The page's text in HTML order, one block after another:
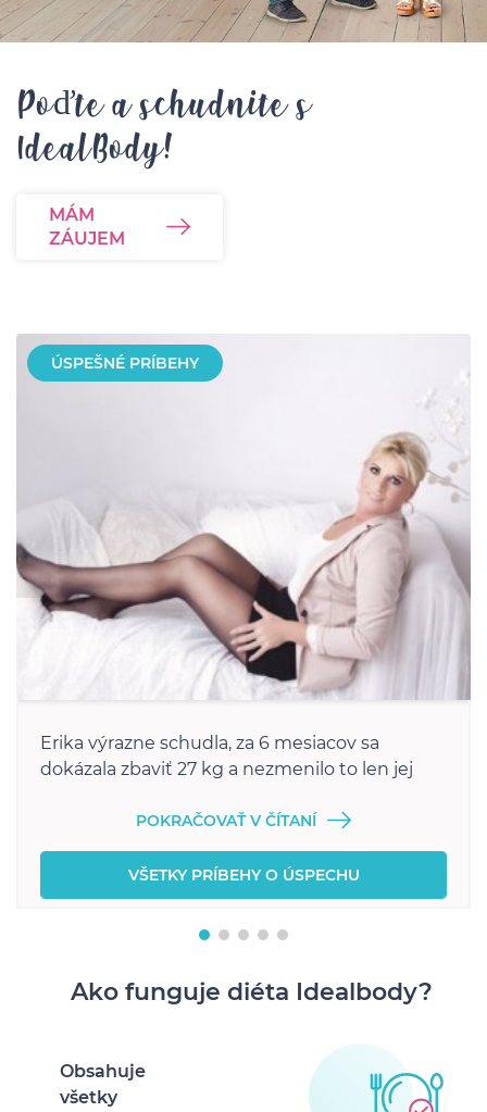
Poďte a schudnite s
IdealBody!
MÁM
ZÁUJEM
ÚSPEŠNÉ PRÍBEHY
Erika výrazne schudla, za 6 mesiacov sa
dokázala zbaviť 27 kg a nezmenilo to len jej
POKRAČOVAŤ V ČÍTANÍ
VŠETKY PRÍBEHY O ÚSPECHU
Ako funguje diéta Idealbody?
Obsahuje
všetky